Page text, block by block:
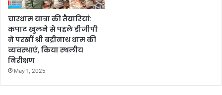
चारधाम यात्रा की तैयारियां:
कपाट खुलने से पहले डीजीपी
ने परखीं श्री बद्रीनाथ धाम की
व्यवस्थाएं, किया स्थलीय
निरीक्षण
May 1, 2025